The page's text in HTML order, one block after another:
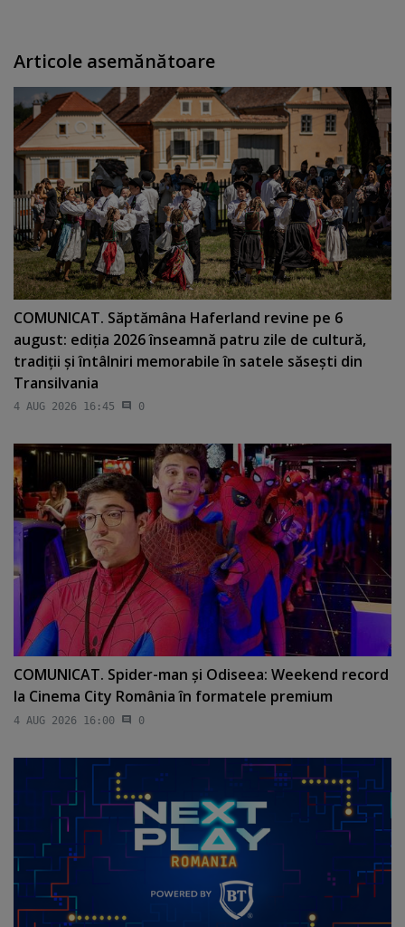
Articole asemănătoare
COMUNICAT. Săptămâna Haferland revine pe 6
august: ediţia 2026 înseamnă patru zile de cultură,
tradiţii şi întâlniri memorabile în satele săseşti din
Transilvania
4 AUG 2026 16:45 0
COMUNICAT. Spider-man şi Odiseea: Weekend record
la Cinema City România în formatele premium
4 AUG 2026 16:00 0